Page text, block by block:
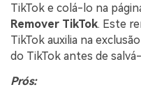
TikTok e colá-lo na
Remover TikTok. Este
TikTok auxilia na
do TikTok antes de
Prós: